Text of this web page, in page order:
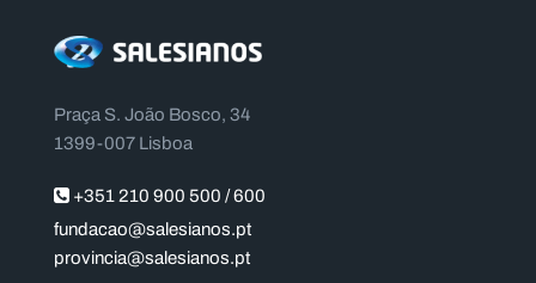
Praça S. João Bosco, 34
1399-007 Lisboa
+351 210 900 500 / 600
fundacao@salesianos.pt
provincia@salesianos.pt